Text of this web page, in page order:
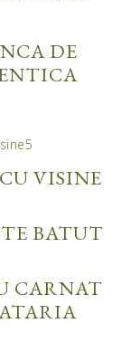
DE
VISINE
BATUT
CARNAT